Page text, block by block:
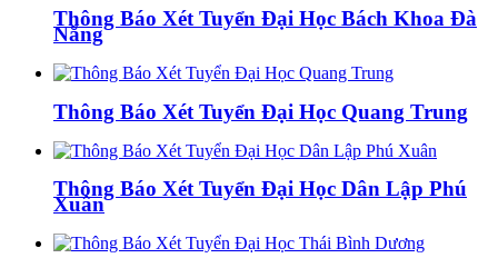
Thông Báo Xét Tuyển Đại Học Bách Khoa Đà
Nẵng
Thông Báo Xét Tuyển Đại Học Quang Trung
Thông Báo Xét Tuyển Đại Học Dân Lập Phú
Xuân